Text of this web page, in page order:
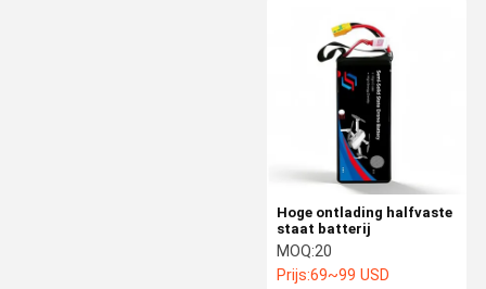
Hoge ontlading halfvaste
staat batterij
MOQ:20
Prijs:69~99 USD